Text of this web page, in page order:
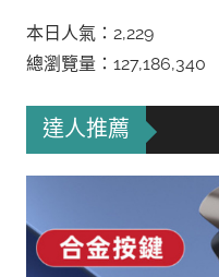
本日人氣：2,229
總瀏覽量：127,186,340
達人推薦